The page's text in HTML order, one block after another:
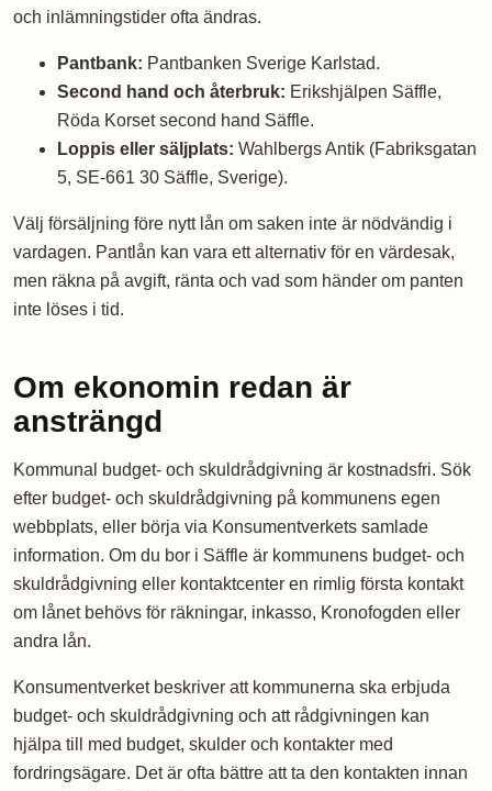
och inlämningstider ofta ändras.
Pantbank: Pantbanken Sverige Karlstad.
Second hand och återbruk: Erikshjälpen Säffle,
Röda Korset second hand Säffle.
Loppis eller säljplats: Wahlbergs Antik (Fabriksgatan
5, SE-661 30 Säffle, Sverige).
Välj försäljning före nytt lån om saken inte är nödvändig i
vardagen. Pantlån kan vara ett alternativ för en värdesak,
men räkna på avgift, ränta och vad som händer om panten
inte löses i tid.
Om ekonomin redan är
ansträngd
Kommunal budget- och skuldrådgivning är kostnadsfri. Sök
efter budget- och skuldrådgivning på kommunens egen
webbplats, eller börja via Konsumentverkets samlade
information. Om du bor i Säffle är kommunens budget- och
skuldrådgivning eller kontaktcenter en rimlig första kontakt
om lånet behövs för räkningar, inkasso, Kronofogden eller
andra lån.
Konsumentverket beskriver att kommunerna ska erbjuda
budget- och skuldrådgivning och att rådgivningen kan
hjälpa till med budget, skulder och kontakter med
fordringsägare. Det är ofta bättre att ta den kontakten innan